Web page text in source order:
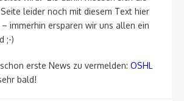
leider noch mit diesem Text hier
immerhin ersparen wir uns allen ein
;-)
erste News zu vermelden: OSHL
bald!